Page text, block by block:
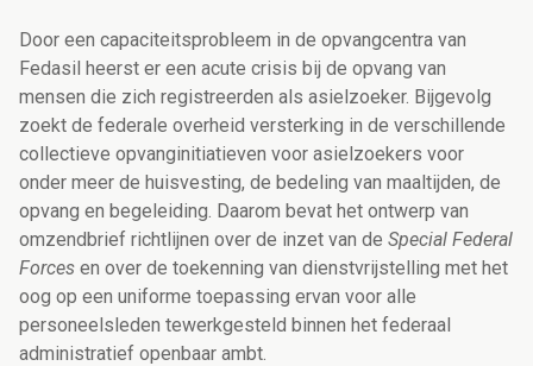
Door een capaciteitsprobleem in de opvangcentra van
Fedasil heerst er een acute crisis bij de opvang van
mensen die zich registreerden als asielzoeker. Bijgevolg
zoekt de federale overheid versterking in de verschillende
collectieve opvanginitiatieven voor asielzoekers voor
onder meer de huisvesting, de bedeling van maaltijden, de
opvang en begeleiding. Daarom bevat het ontwerp van
omzendbrief richtlijnen over de inzet van de Special Federal
Forces en over de toekenning van dienstvrijstelling met het
oog op een uniforme toepassing ervan voor alle
personeelsleden tewerkgesteld binnen het federaal
administratief openbaar ambt.